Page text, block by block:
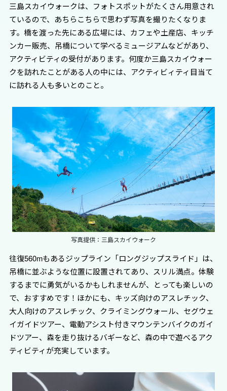
三島スカイウォークは、フォトスポットがたくさん用意され
ているので、あちらこちらで思わず写真を撮りたくなりま
す。橋を渡った先にある広場には、カフェや土産店、キッチ
ンカー販売、吊橋について学べるミュージアムなどがあり、
アクティビティの受付があります。何度か三島スカイウォー
クを訪れたことがある人の中には、アクティビィティ目当て
に訪れる人も多いとのこと。
写真提供：三島スカイウォーク
往復560mもあるジップライン「ロングジップスライド」は、
吊橋に並ぶような位置に設置されてあり、スリル満点。体験
するまでに勇気がいるかもしれませんが、とっても楽しいの
で、おすすめです！ほかにも、キッズ向けのアスレチック、
大人向けのアスレチック、クライミングウォール、セグウェ
イガイドツアー、電動アシスト付きマウンテンバイクのガイ
ドツアー、森を走り抜けるバギーなど、森の中で遊べるアク
ティビティが充実しています。